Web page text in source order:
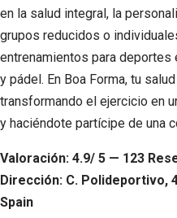
en la salud integral, la
grupos reducidos o
entrenamientos para
y pádel. En Boa Forma, tu
transformando el ejercicio en
y haciéndote partícipe de una
Valoración: 4.9/ 5 — 123
Dirección: C. Polideportivo,
Spain